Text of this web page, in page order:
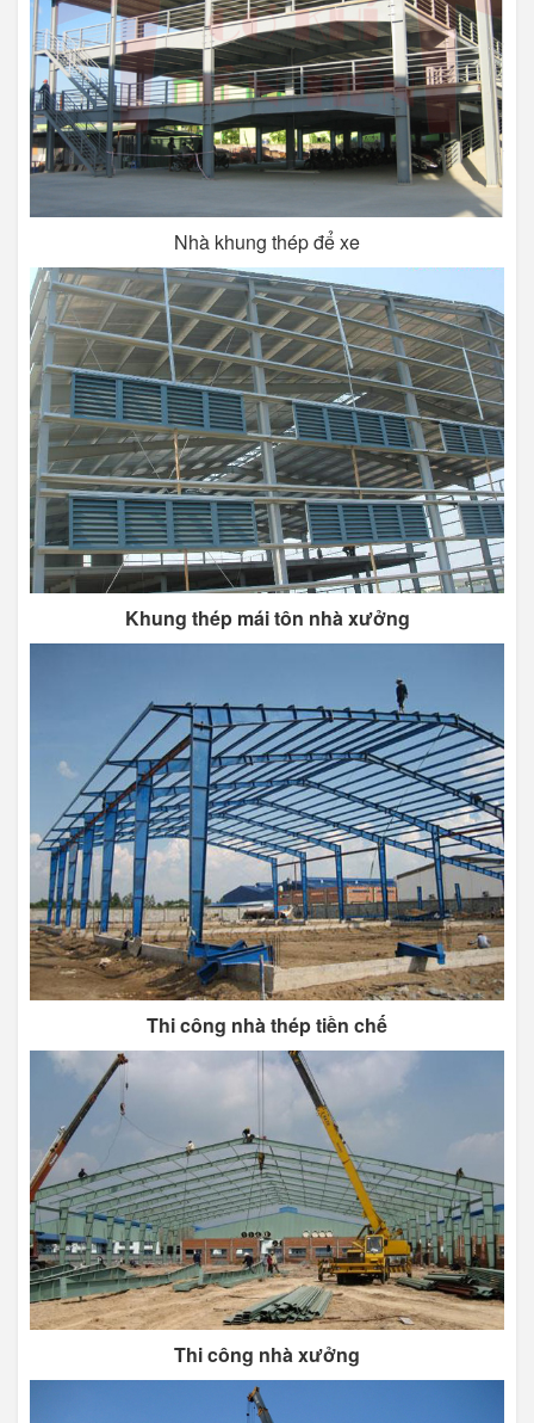
Nhà khung thép để xe
Khung thép mái tôn nhà xưởng
Thi công nhà thép tiền chế
Thi công nhà xưởng